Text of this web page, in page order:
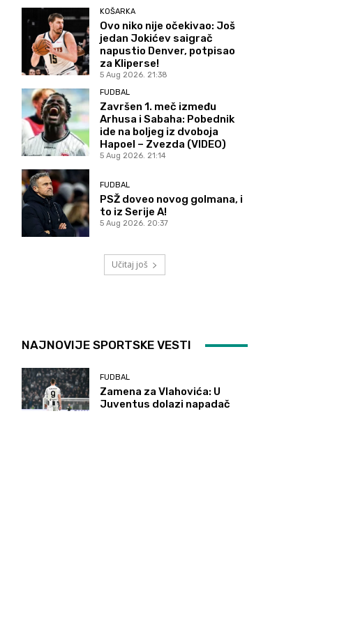
KOŠARKA
Ovo niko nije očekivao: Još
jedan Jokićev saigrač
napustio Denver, potpisao
za Kliperse!
5 Aug 2026. 21:38
FUDBAL
Završen 1. meč između
Arhusa i Sabaha: Pobednik
ide na boljeg iz dvoboja
Hapoel – Zvezda (VIDEO)
5 Aug 2026. 21:14
FUDBAL
PSŽ doveo novog golmana, i
to iz Serije A!
5 Aug 2026. 20:37
Učitaj još